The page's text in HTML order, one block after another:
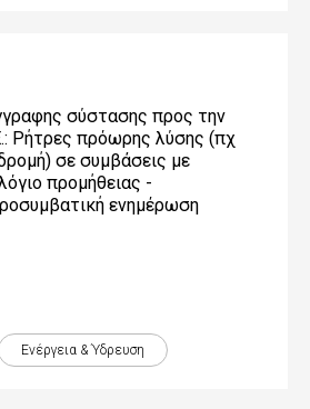
σύστασης προς την
Ρήτρες πρόωρης λύσης (πχ
σε συμβάσεις με
προμήθειας -
ενημέρωση
Ενέργεια & Ύδρευση